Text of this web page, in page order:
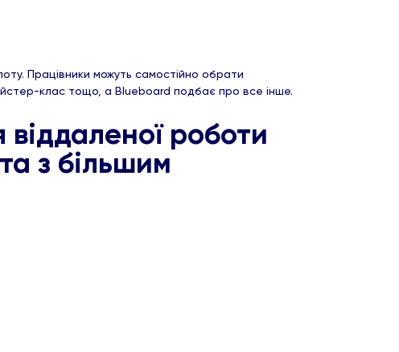
Працівники можуть самостійно обрати
клас тощо, а Blueboard подбає про все інше.
роботи
з більшим